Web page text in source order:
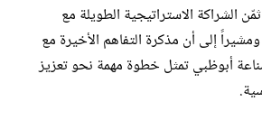
الشراكة الاستراتيجية الطويلة مع
إلى أن مذكرة التفاهم الأخيرة مع
أبوظبي تمثل خطوة مهمة نحو تعزيز